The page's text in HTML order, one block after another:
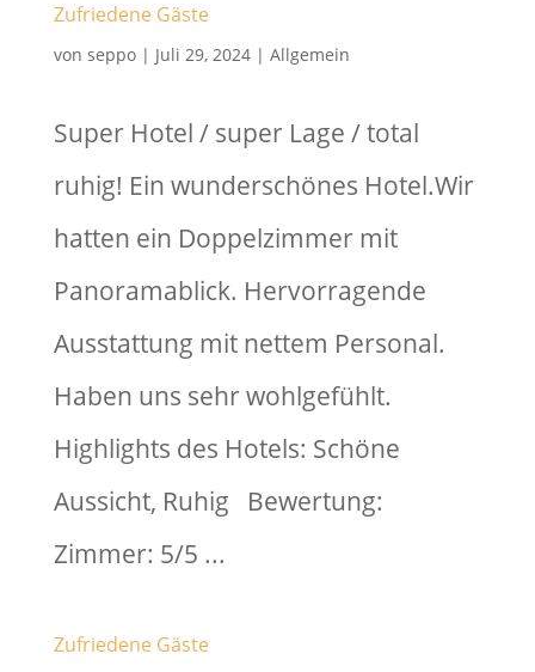
Zufriedene Gäste
von seppo| Juli 29, 2024| Allgemein
Super Hotel / super Lage / total
ruhig! Ein wunderschönes Hotel.Wir
hatten ein Doppelzimmer mit
Panoramablick. Hervorragende
Ausstattung mit nettem Personal.
Haben uns sehr wohlgefühlt.
Highlights des Hotels: Schöne
Aussicht, Ruhig Bewertung:
Zimmer: 5/5 ...
Zufriedene Gäste